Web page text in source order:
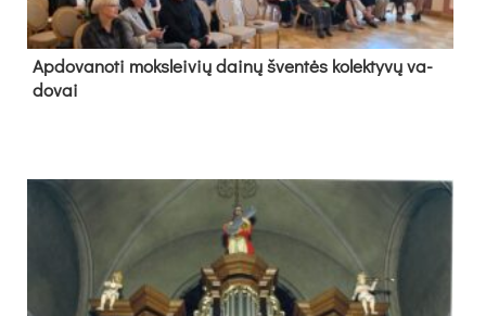
Ap­do­va­no­ti moks­lei­vių dai­nų šven­tės ko­lek­ty­vų va­
do­vai